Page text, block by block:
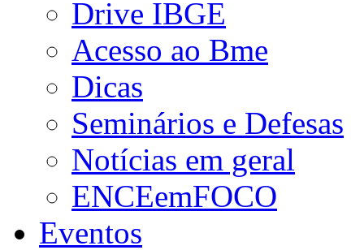
Drive IBGE
Acesso ao Bme
Dicas
Seminários e Defesas
Notícias em geral
ENCEemFOCO
Eventos